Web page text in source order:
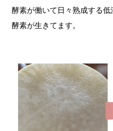
酵素が働いて日々熟成する低
酵素が生きてます。